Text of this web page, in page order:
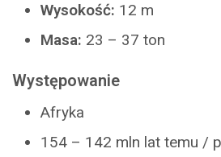
Wysokość: 12 m
Masa: 23 – 37 ton
Występowanie
Afryka
154 – 142 mln lat temu /